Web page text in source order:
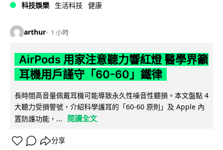
科技娛樂 生活科技 健康
arthur 1 小時
AirPods 用家注意聽力響紅燈 醫學界籲
耳機用戶謹守「60-60」鐵律
長時間高音量佩戴耳機可能導致永久性噪音性聽損。本文盤點 4
大聽力受損警號，介紹科學護耳的「60-60 原則」及 Apple 內
置防護功能，...
閱讀全文
分享